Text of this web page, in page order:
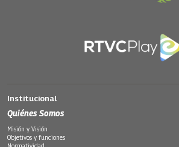
Institucional
Quiénes Somos
Misión y Visión
Objetivos y funciones